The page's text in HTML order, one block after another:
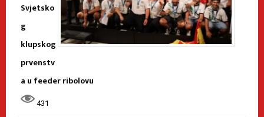
Svjetsko
g
klupskog
prvenstv
a u feeder ribolovu
431